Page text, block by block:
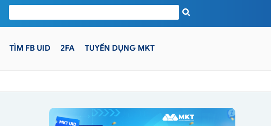
TÌM FB UID 2FA TUYỂN DỤNG MKT